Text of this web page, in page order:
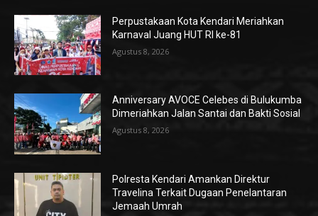
Perpustakaan Kota Kendari Meriahkan
Karnaval Juang HUT RI ke-81
Agustus 8, 2026
Anniversary AVOCE Celebes di Bulukumba
Dimeriahkan Jalan Santai dan Bakti Sosial
Agustus 8, 2026
Polresta Kendari Amankan Direktur
Travelina Terkait Dugaan Penelantaran
Jemaah Umrah